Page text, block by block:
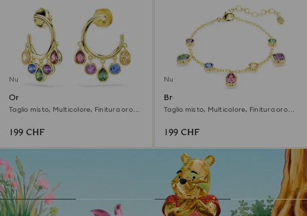
Nuovo
Orecchini a cerchio Imber
Taglio misto, Multicolore, Finitura oro
199 CHF
Nuovo
Braccialetto Imber
Taglio misto, Multicolore, Finitura oro
199 CHF